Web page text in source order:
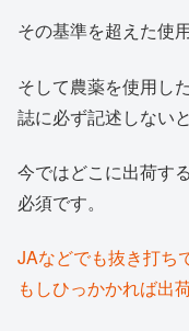
その基準を超えた使
そして農薬を使用し
誌に必ず記述しない
今ではどこに出荷す
必須です。
JAなどでも抜き打ち
もしひっかかれば出